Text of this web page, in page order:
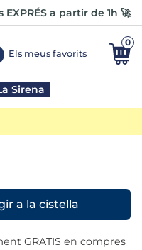
a partir de 1h 🚀
Els meus favorits
0
Sirena
GRATIS en compres